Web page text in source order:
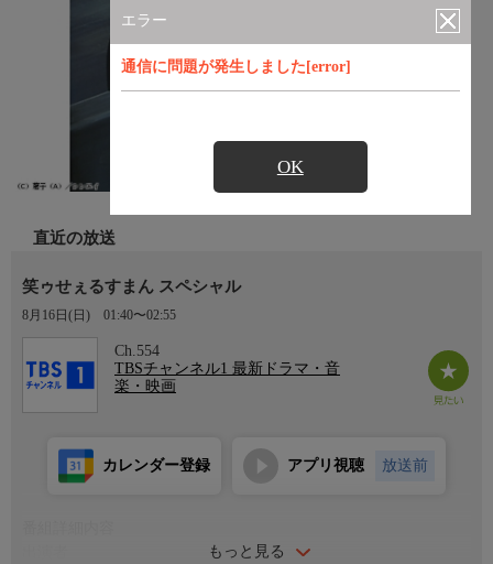
エラー
通信に問題が発生しました[error]
OK
直近の放送
笑ゥせぇるすまん スペシャル
8月16日(日) 01:40〜02:55
Ch.554
TBSチャンネル1 最新ドラマ・音
楽・映画
もっと見る
カレンダー登録 アプリ視聴 放送前